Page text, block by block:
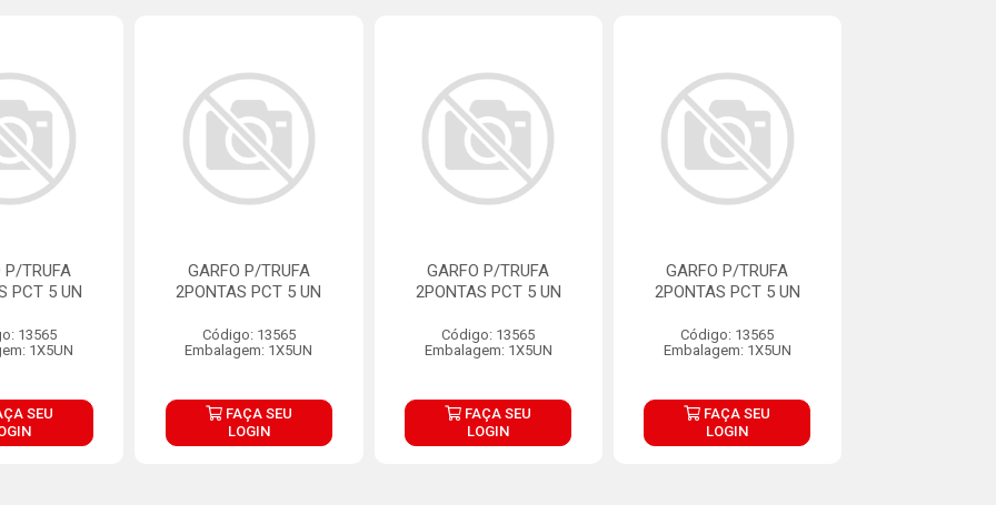
P/TRUFA
PCT 5 UN
13565
1X5UN
SEU
GARFO P/TRUFA
2PONTAS PCT 5 UN
Código: 13565
Embalagem: 1X5UN
FAÇA SEU
LOGIN
GARFO P/TRUFA
2PONTAS PCT 5 UN
Código: 13565
Embalagem: 1X5UN
FAÇA SEU
LOGIN
GARFO P/TRUFA
2PONTAS PCT 5 UN
Código: 13565
Embalagem: 1X5UN
FAÇA SEU
LOGIN